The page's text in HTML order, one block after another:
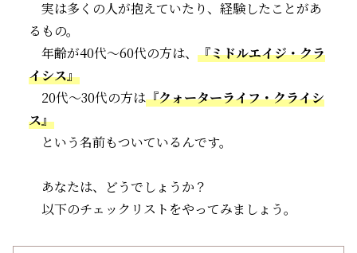
実は多くの人が抱えていたり、経験したことがあ
るもの。
年齢が40代～60代の方は、 『ミドルエイジ・クラ
イシス』
20代～30代の方は『クォーターライフ・クライシ
ス』
という名前もついているんです。
あなたは、どうでしょうか？
以下のチェックリストをやってみましょう。